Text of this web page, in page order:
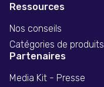
Ressources
Nos conseils
Catégories de produits
Partenaires
Media Kit - Presse